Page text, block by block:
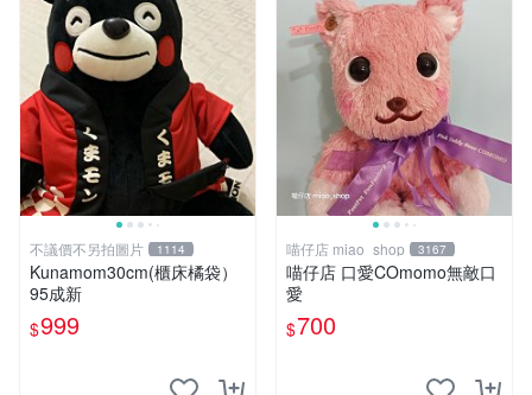
不議價不另拍圖片 1114
Kunamom30cm(櫃床橘袋）
95成新
$999
喵仔店 miao_shop 3167
喵仔店 口愛COmomo無敵口
愛
$700